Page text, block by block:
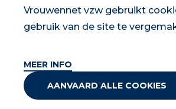
Vrouwennet vzw gebruikt
gebruik van de site te
MEER INFO
AANVAARD ALLE COOKIES
02 286 93 30
2026 Vrouwennet vzw